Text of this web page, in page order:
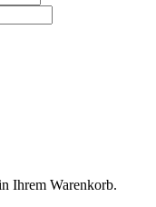
Ihrem Warenkorb.